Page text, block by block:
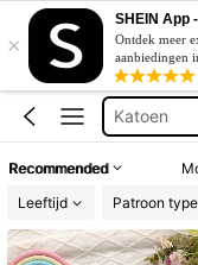
×
SHEIN App
Ontdek meer
aanbiedingen
Trouwjurk
Baby
Katoen
Squishy
Baby
Recommended
Leeftijd
Patroon type